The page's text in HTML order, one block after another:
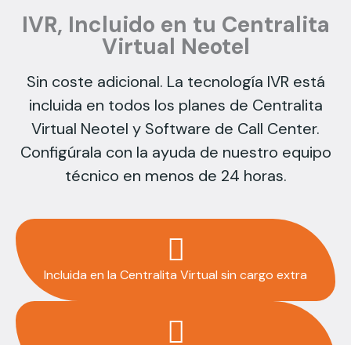
IVR, Incluido en tu Centralita
Virtual Neotel
Sin coste adicional. La tecnología IVR está
incluida en todos los planes de Centralita
Virtual Neotel y Software de Call Center.
Configúrala con la ayuda de nuestro equipo
técnico en menos de 24 horas.
Incluida en la Centralita Virtual sin cargo extra